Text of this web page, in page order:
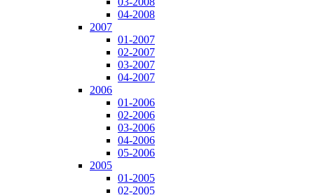
04-2008
2007
01-2007
02-2007
03-2007
04-2007
2006
01-2006
02-2006
03-2006
04-2006
05-2006
2005
01-2005
02-2005